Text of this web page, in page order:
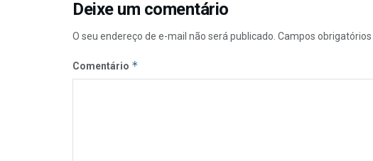
Deixe um comentário
O seu endereço de e-mail não será publicado. Campos
Comentário *